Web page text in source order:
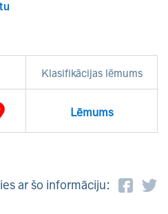
Klasifikācijas lēmums
Lēmums
ar šo informāciju: